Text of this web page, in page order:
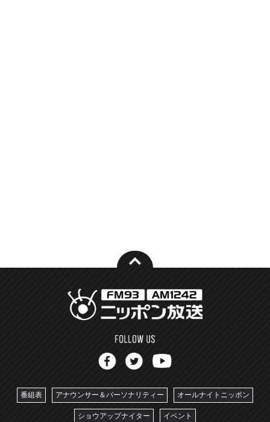
番組表 アナウンサー＆パーソナリティー オールナイトニッポン
ショウアップナイター イベント